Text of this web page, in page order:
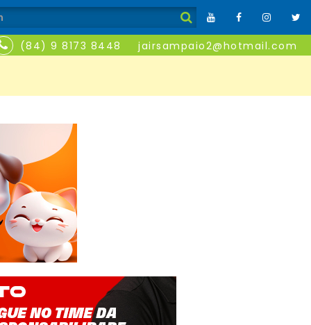
(84) 9 8173 8448 jairsampaio2@hotmail.com